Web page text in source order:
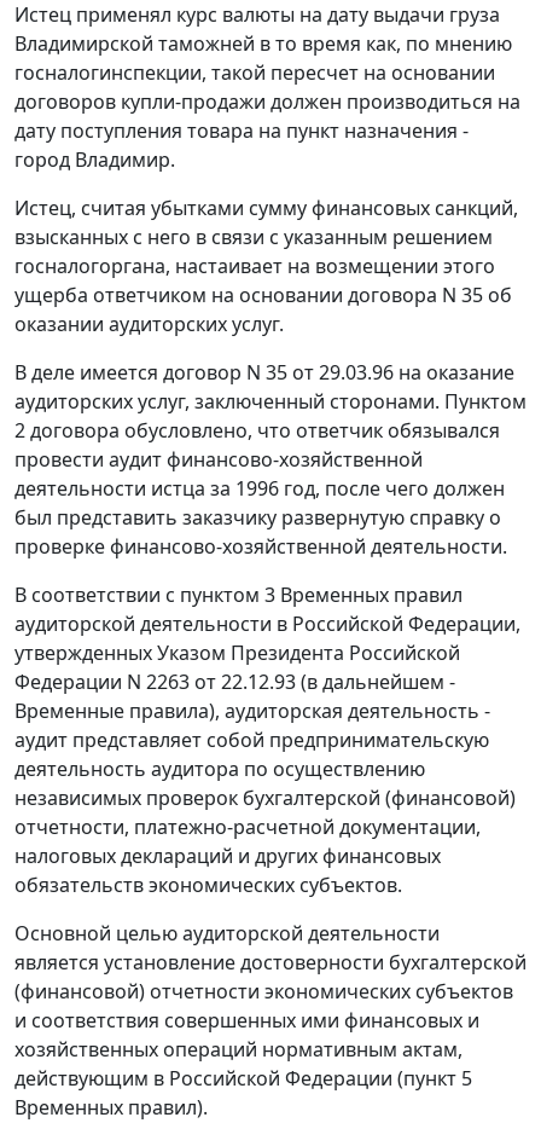
Истец применял курс валюты на дату выдачи груза
Владимирской таможней в то время как, по мнению
госналогинспекции, такой пересчет на основании
договоров купли-продажи должен производиться на
дату поступления товара на пункт назначения -
город Владимир.
Истец, считая убытками сумму финансовых санкций,
взысканных с него в связи с указанным решением
госналогоргана, настаивает на возмещении этого
ущерба ответчиком на основании договора N 35 об
оказании аудиторских услуг.
В деле имеется договор N 35 от 29.03.96 на оказание
аудиторских услуг, заключенный сторонами. Пунктом
2 договора обусловлено, что ответчик обязывался
провести аудит финансово-хозяйственной
деятельности истца за 1996 год, после чего должен
был представить заказчику развернутую справку о
проверке финансово-хозяйственной деятельности.
В соответствии с пунктом 3 Временных правил
аудиторской деятельности в Российской Федерации,
утвержденных Указом Президента Российской
Федерации N 2263 от 22.12.93 (в дальнейшем -
Временные правила), аудиторская деятельность -
аудит представляет собой предпринимательскую
деятельность аудитора по осуществлению
независимых проверок бухгалтерской (финансовой)
отчетности, платежно-расчетной документации,
налоговых деклараций и других финансовых
обязательств экономических субъектов.
Основной целью аудиторской деятельности
является установление достоверности бухгалтерской
(финансовой) отчетности экономических субъектов
и соответствия совершенных ими финансовых и
хозяйственных операций нормативным актам,
действующим в Российской Федерации (пункт 5
Временных правил).